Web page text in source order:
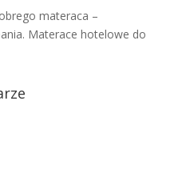
materaca –
Materace hotelowe do